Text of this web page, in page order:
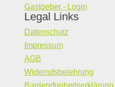
Gastgeber - Login
Legal Links
Datenschutz
Impressum
AGB
Widerrufsbelehrung
Barrierefreiheitserklärung